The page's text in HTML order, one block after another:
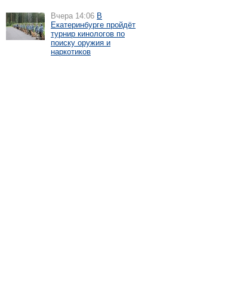
Вчера 14:06 В
Екатеринбурге пройдёт
турнир кинологов по
поиску оружия и
наркотиков